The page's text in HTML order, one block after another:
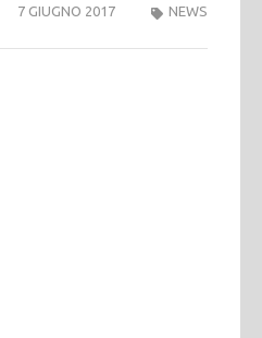
7 GIUGNO 2017 NEWS